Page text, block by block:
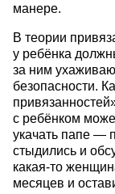
манере.
В теории
у ребёнка
за ним
безопасности.
с ребёнком
укачать папе —
стыдились и
какая-то
месяцев и